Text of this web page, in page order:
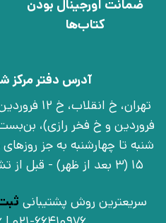
ضمانت اورجینال بودن
کتاب‌ها
آدرس دفتر مرکز
15 (3 بعد از ظهر) - قبل از تشریف آوردن تماس بگیرید
سریعترین روش پشتیبانی